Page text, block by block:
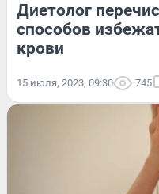
Диетолог
способов
крови
15 июля, 2023, 09:30 745